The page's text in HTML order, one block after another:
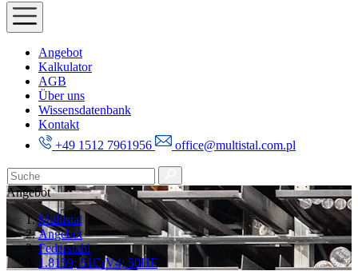
Angebot
Kalkulator
AGB
Über uns
Wissensdatenbank
Kontakt
+49 1512 7961956
office@multistal.com.pl
Angebot
Multistal
Angebot
Federstahl
1.8159; 51CrV4; 50HF